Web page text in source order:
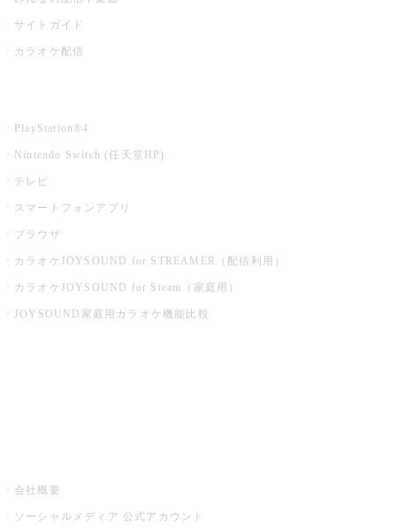
サイトガイド
カラオケ配信
PlayStation®4
Nintendo Switch (任天堂HP)
テレビ
スマートフォンアプリ
ブラウザ
カラオケJOYSOUND for STREAMER（配信利用）
カラオケJOYSOUND for Steam（家庭用）
JOYSOUND家庭用カラオケ機能比較
会社概要
ソーシャルメディア 公式アカウント